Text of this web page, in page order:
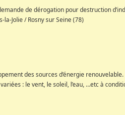
de dérogation pour destruction
Jolie / Rosny sur Seine (78)
des sources d’énergie
: le vent, le soleil, l’eau, …etc à